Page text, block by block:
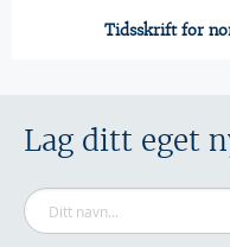
Tidsskrift for
Lag ditt eget